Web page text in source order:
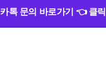
카톡 문의 바로가기 👈 클릭